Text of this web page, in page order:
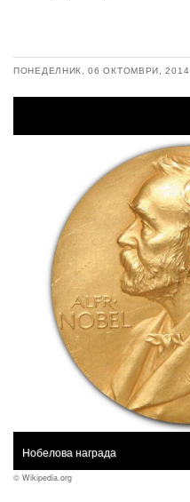
ПОНЕДЕЛНИК, 06 ОКТОМВРИ, 2014
Нобелова награда
© Wikipedia.org